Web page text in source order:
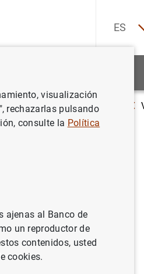
ES
comunica a 12 entidades que
el
visualización
rechazarlas pulsando
consulte la Política
ajenas al Banco de
un reproductor de
contenidos, usted
cookies.